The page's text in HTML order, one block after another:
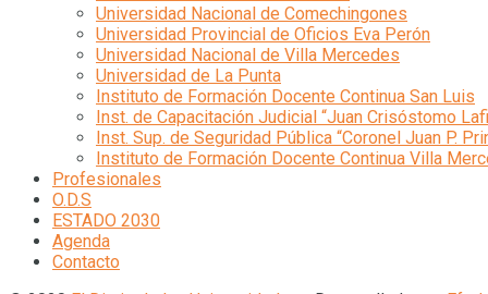
Universidad Nacional de Comechingones
Universidad Provincial de Oficios Eva Perón
Universidad Nacional de Villa Mercedes
Universidad de La Punta
Instituto de Formación Docente Continua San Luis
Inst. de Capacitación Judicial “Juan Crisóstomo
Inst. Sup. de Seguridad Pública “Coronel Juan P.
Instituto de Formación Docente Continua Villa
Profesionales
O.D.S
ESTADO 2030
Agenda
Contacto